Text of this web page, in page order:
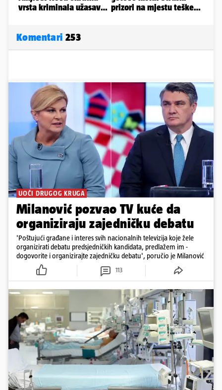
Komentari 253
UOČI DRUGOG KRUGA
Milanović pozvao TV kuće da
organiziraju zajedničku debatu
'Poštujući građane i interes svih nacionalnih televizija koje žele
organizirati debatu predsjedničkih kandidata, predlažem im -
dogovorite i organizirajte zajedničku debatu', poručio je Milanović
113